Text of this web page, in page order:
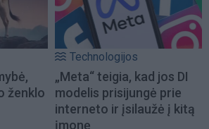
ženklo
Technologijos
„Meta“ teigia, kad jos DI
modelis prisijungė prie
interneto ir įsilaužė į kitą
įmonę